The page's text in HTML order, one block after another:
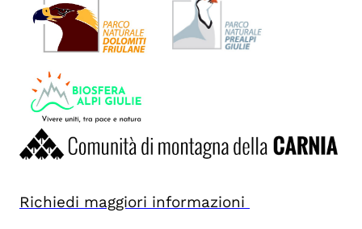
Richiedi maggiori informazioni